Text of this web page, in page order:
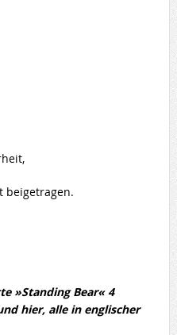
beigetragen.
»Standing Bear« 4
hier, alle in englischer